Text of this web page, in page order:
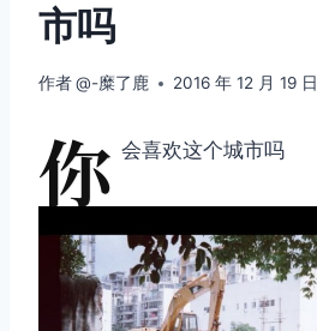
市吗
作者@-糜了鹿 2016 年 12 月 19 日
你 会喜欢这个城市吗